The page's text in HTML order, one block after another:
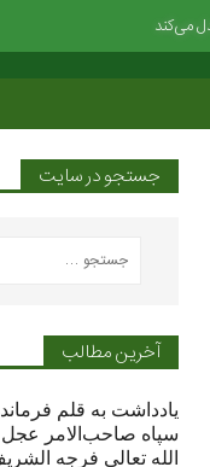
می‌کند
جستجو در سایت
آخرین مطالب
یادداشت به قلم
سپاه صاحب‌الامر عجل
الله تعالی فرجه